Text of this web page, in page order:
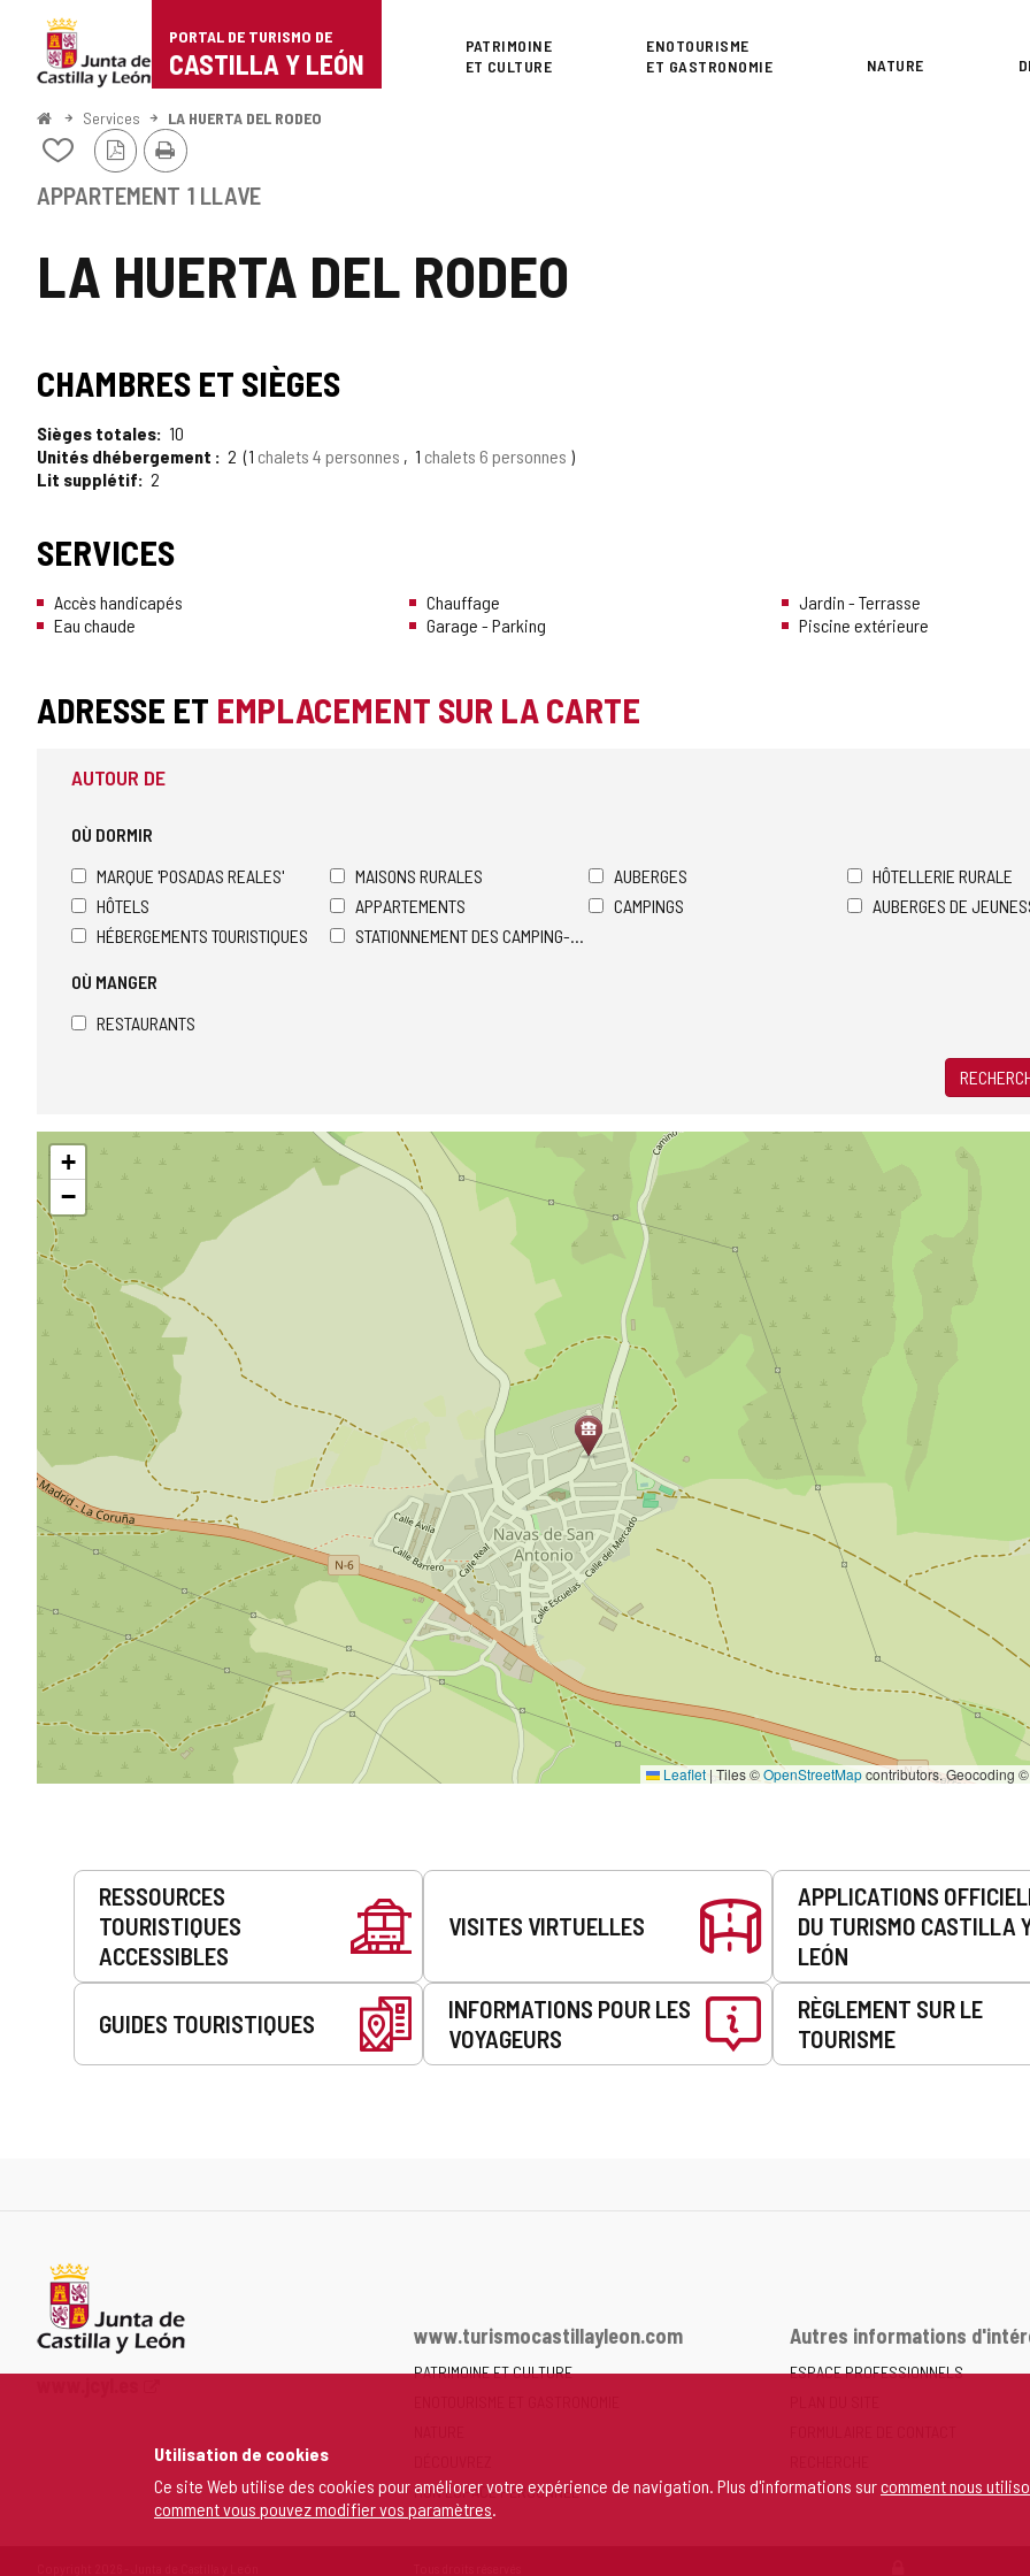
Utilisation de cookies
Ce site Web utilise des cookies pour améliorer votre expérience de navigation. Plus d'informations surcomment nous
comment vous pouvez modifier vos paramètres.
Portal
de
Turismo
Castilla
León
PORTAL DE TURISMO DE
CASTILLA Y LEÓN
Superior
PATRIMOINE
ET CULTURE
ENOTOURISME
ET GASTRONOMIE
NATURE
<
Accueil
Services LA HUERTA DEL RODEO
LA HUERTA DEL RODEO
Ajouter/retirer
contenu
Version
PDF
Imprimer
APPARTEMENT 1 LLAVE
CHAMBRES ET SIÈGES
Sièges totales
10
Unités dhébergement
2 1 chalets 4 personnes 1 chalets 6 personnes
Lit supplétif
2
SERVICES
Accès handicapés
Eau chaude
Chauffage
Garage - Parking
Jardin - Terrasse
Piscine extérieure
ADRESSE ET EMPLACEMENT SUR LA CARTE
AUTOUR DE
OÙ DORMIR
MARQUE 'POSADAS REALES'
MAISONS RURALES AUBERGES
HÔTELLERIE RURALE
HÔTELS
APPARTEMENTS CAMPINGS
AUBERGES DE
HÉBERGEMENTS TOURISTIQUES
STATIONNEMENT DES CAMPING-CARS
OÙ MANGER
RESTAURANTS
Sauter
+
−
Leaflet | Tiles ©OpenStreetMapcontributors. Geocoding ©
Prestations
RESSOURCES
TOURISTIQUES
ACCESSIBLES
VISITES VIRTUELLES
APPLICATIONS
DU TURISMO CASTILLA
LEÓN
GUIDES TOURISTIQUES
INFORMATIONS POUR LES
VOYAGEURS
RÈGLEMENT SUR LE
TOURISME
www.turismocastillayleon.com
PATRIMOINE ET CULTURE
MON ESPACE PERSONNEL
Autres informations
ESPACE PROFESSIONNELS